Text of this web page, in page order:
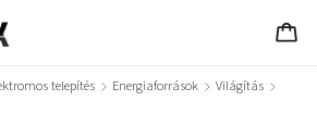
telepítés / Energiaforrások / Világítás /